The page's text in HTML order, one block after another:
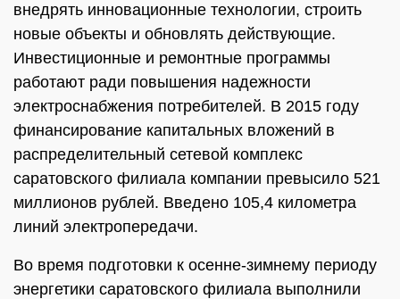
внедрять инновационные технологии, строить
новые объекты и обновлять действующие.
Инвестиционные и ремонтные программы
работают ради повышения надежности
электроснабжения потребителей. В 2015 году
финансирование капитальных вложений в
распределительный сетевой комплекс
саратовского филиала компании превысило 521
миллионов рублей. Введено 105,4 километра
линий электропередачи.
Во время подготовки к осенне-зимнему периоду
энергетики саратовского филиала выполнили